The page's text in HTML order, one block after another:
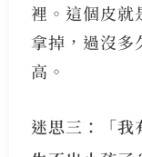
裡。這個皮就
拿掉，過沒多
高。
迷思三：「我